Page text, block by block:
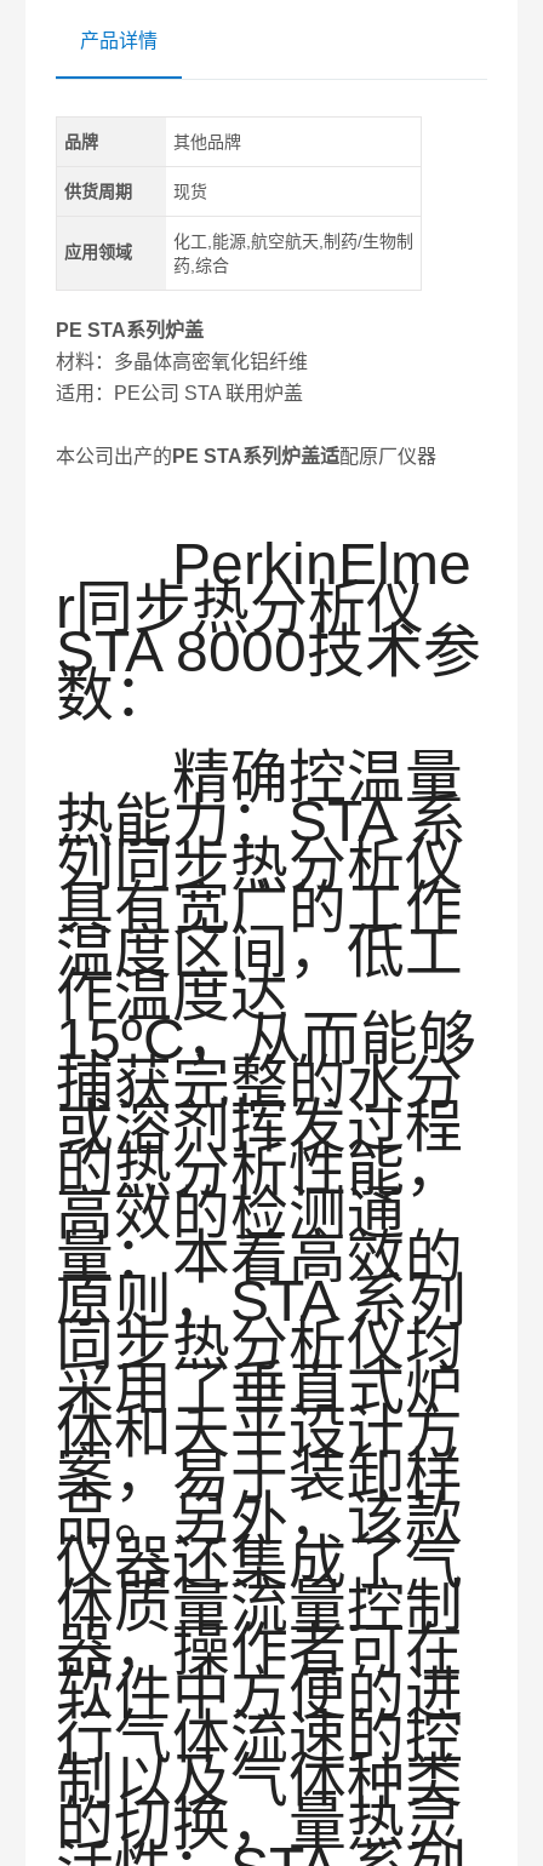
产品详情
品牌 其他品牌
供货周期 现货
应用领域
化工,能源,航空航天,制药/生物制
药,综合
PE STA系列炉盖
材料：多晶体高密氧化铝纤维
适用：PE公司 STA 联用炉盖
本公司出产的 PE STA系列炉盖适配原厂仪器
PerkinElme
r同步热分析仪
STA 8000技术参
数：
精确控温量
热能力：STA 系
列同步热分析仪
具有宽广的工作
温度区间，低工
作温度达
15ºC，从而能够
捕获完整的水分
或溶剂挥发过程
的热分析性能，
高效的检测通
量：本着高效的
原则，STA 系列
同步热分析仪均
采用了垂直式炉
体和天平设计方
案，易于装卸样
品。另外，该款
仪器还集成了气
体质量流量控制
器，操作者可在
软件中方便的进
行气体流速的控
制以及气体种类
的切换，量热灵